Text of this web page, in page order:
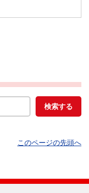
このページの先頭へ